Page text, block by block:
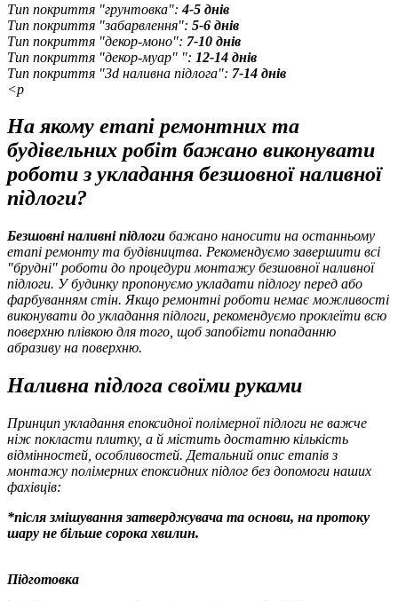
Тип покриття "грунтовка":4-5 днів
Тип покриття "забарвлення": 5-6 днів
Тип покриття "декор-моно": 7-10 днів
Тип покриття "декор-муар" ": 12-14 днів
Тип покриття "3d наливна підлога": 7-14 днів
<p
На якому етапі ремонтних та
будівельних робіт бажано виконувати
роботи з укладання безшовної наливної
підлоги?
Безшовні наливні підлоги бажано наносити на останньому
етапі ремонту та будівництва. Рекомендуємо завершити всі
"брудні" роботи до процедури монтажу безшовної наливної
підлоги. У будинку пропонуємо укладати підлогу перед або
фарбуванням стін. Якщо ремонтні роботи немає можливості
виконувати до укладання підлоги, рекомендуємо проклеїти всю
поверхню плівкою для того, щоб запобігти попаданню
абразиву на поверхню.
Наливна підлога своїми руками
Принцип укладання епоксидної полімерної підлоги не важче
ніж покласти плитку, а й містить достатню кількість
відмінностей, особливостей. Детальний опис етапів з
монтажу полімерних епоксидних підлог без допомоги наших
фахівців:
*після змішування затверджувача та основи, на протоку
шару не більше сорока хвилин.
Підготовка